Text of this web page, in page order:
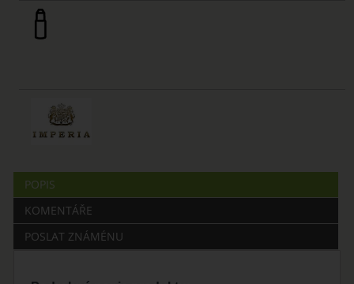
POPIS
KOMENTÁŘE
POSLAT ZNÁMÉNU